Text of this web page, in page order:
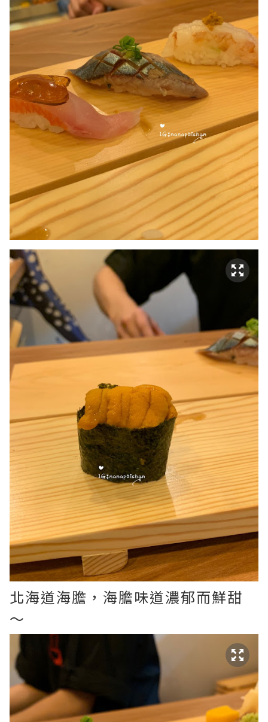
北海道海膽，海膽味道濃郁而鮮甜
～